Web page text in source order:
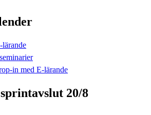
lärande
in med E-lärande
20/8